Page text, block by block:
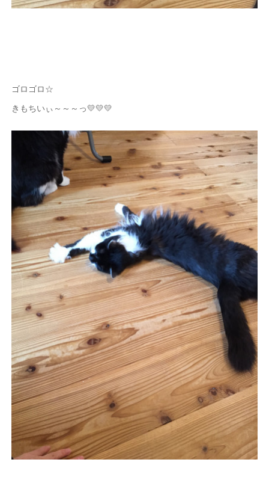
ゴロゴロ☆
きもちいぃ～～～っ💛💛💛